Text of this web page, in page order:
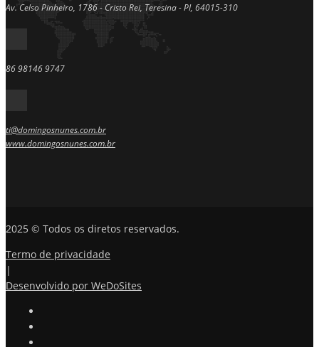
Av. Celso Pinheiro, 1786 - Cristo Rei, Teresina - PI, 64015-310
86 98146 9747
ti@domingosnunes.com.br
www.domingosnunes.com.br
2025 © Todos os diretos reservados.
Termo de privacidade
|
Desenvolvido por WeDoSites